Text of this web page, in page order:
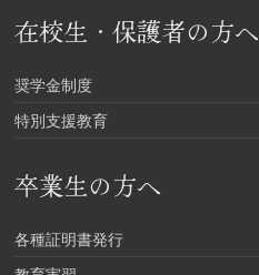
在校生・保護者の方へ
奨学金制度
特別支援教育
卒業生の方へ
各種証明書発行